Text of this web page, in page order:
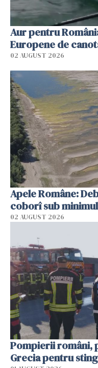
Aur pentru
Europene de
02 AUGUST 2026
Apele Române:
coborî sub
02 AUGUST 2026
Pompierii români,
Grecia pentru